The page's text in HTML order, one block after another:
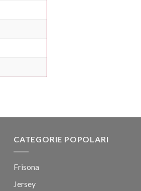
CATEGORIE POPOLARI
Frisona
Jersey